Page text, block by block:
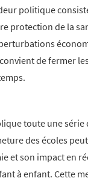
politique
protection de la
de fermer
toute une série
des écoles
et son impact en
à enfant. Cette